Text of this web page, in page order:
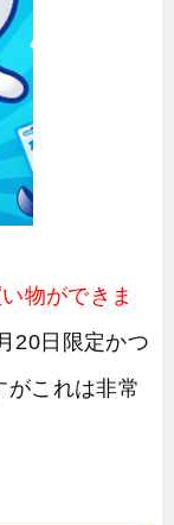
物ができま
20日限定かつ
がこれは非常